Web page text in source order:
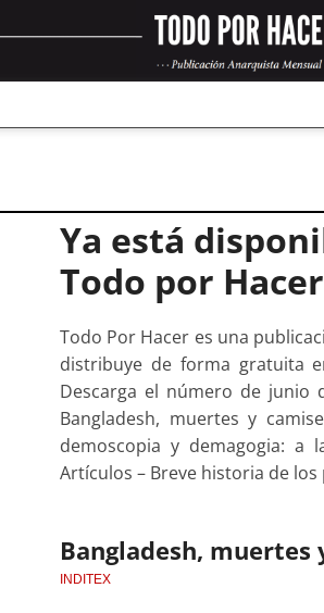
Ya está
Todo por
Todo Por Hacer es una
distribuye de forma gratuita
Descarga el número de junio
Bangladesh, muertes y
demoscopia y demagogia: a
Artículos – Breve historia de los
Bangladesh, muertes
INDITEX